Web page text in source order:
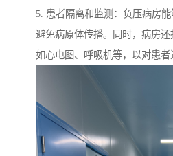
5. 患者隔离和监测：负压病房能
避免病原体传播。同时，病房还
如心电图、呼吸机等，以对患者